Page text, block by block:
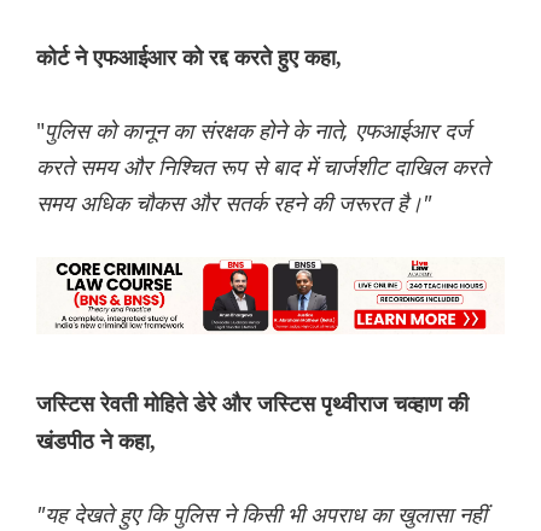
कोर्ट ने एफआईआर को रद्द करते हुए कहा,
"पुलिस को कानून का संरक्षक होने के नाते, एफआईआर दर्ज
करते समय और निश्चित रूप से बाद में चार्जशीट दाखिल करते
समय अधिक चौकस और सतर्क रहने की जरूरत है।"
जस्टिस रेवती मोहिते डेरे और जस्टिस पृथ्वीराज चव्हाण की
खंडपीठ ने कहा,
"यह देखते हुए कि पुलिस ने किसी भी अपराध का खुलासा नहीं